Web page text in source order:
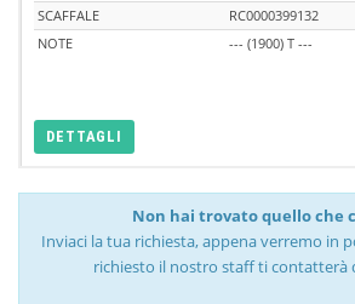
SCAFFALE
RC0000399132
NOTE
--- (1900) T ---
DETTAGLI
Non hai trovato quello che
Inviaci la tua richiesta, appena verremo in
richiesto il nostro staff ti contatterà